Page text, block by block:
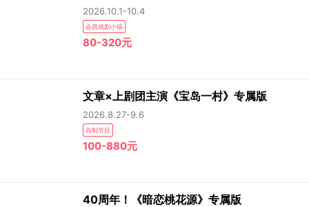
2026.10.1-10.4
会昌戏剧小镇
80-320元
文章×上剧团主演《宝岛一村》专属版
2026.8.27-9.6
自制节目
100-880元
40周年！《暗恋桃花源》专属版